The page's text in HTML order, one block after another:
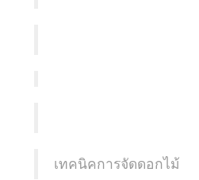
เทคนิคการจัดดอกไม้